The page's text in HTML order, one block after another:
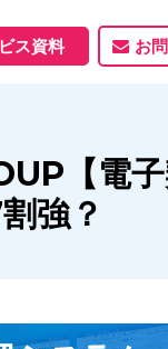
サービス一覧
制作実績
ページ制作実績
資料ダウンロード
ス資料 お
【電
強？